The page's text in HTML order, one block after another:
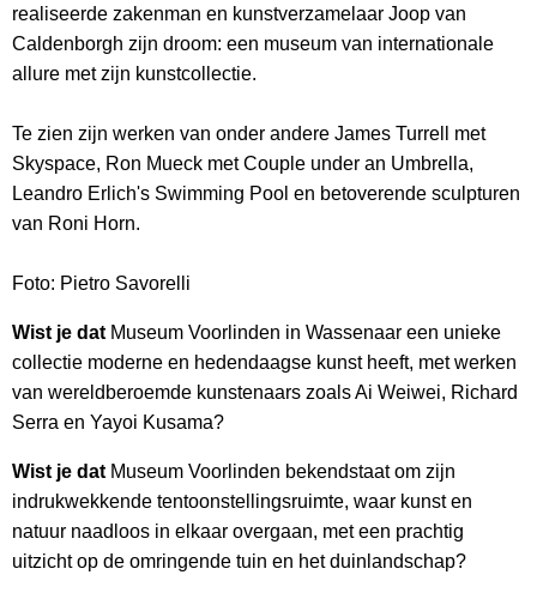
realiseerde zakenman en kunstverzamelaar Joop van
Caldenborgh zijn droom: een museum van internationale
allure met zijn kunstcollectie.
Te zien zijn werken van onder andere James Turrell met
Skyspace, Ron Mueck met Couple under an Umbrella,
Leandro Erlich's Swimming Pool en betoverende sculpturen
van Roni Horn.
Foto: Pietro Savorelli
Wist je dat Museum Voorlinden in Wassenaar een unieke
collectie moderne en hedendaagse kunst heeft, met werken
van wereldberoemde kunstenaars zoals Ai Weiwei, Richard
Serra en Yayoi Kusama?
Wist je dat Museum Voorlinden bekendstaat om zijn
indrukwekkende tentoonstellingsruimte, waar kunst en
natuur naadloos in elkaar overgaan, met een prachtig
uitzicht op de omringende tuin en het duinlandschap?